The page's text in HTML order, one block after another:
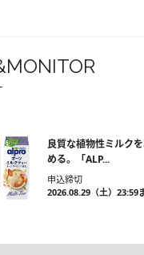
良質な植物性ミルク
める。「ALP...
申込締切
2026.08.29（土）23:59